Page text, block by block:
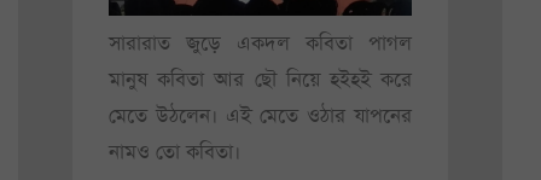
সারারাত জুড়ে একদল কবিতা পাগল
মানুষ কবিতা আর ছৌ নিয়ে হইহই করে
মেতে উঠলেন। এই মেতে ওঠার যাপনের
নামও তো কবিতা।